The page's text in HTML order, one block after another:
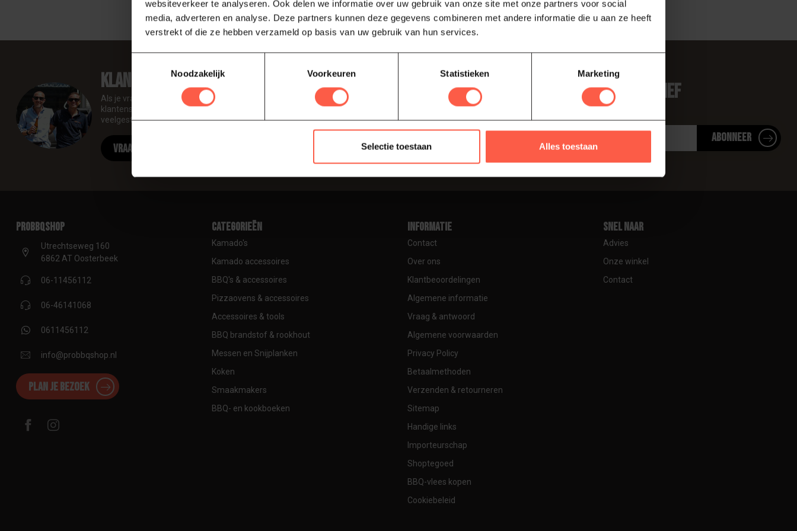
websiteverkeer te analyseren. Ook delen we informatie over uw gebruik van onze site met onze partners voor social
media, adverteren en analyse. Deze partners kunnen deze gegevens combineren met andere informatie die u aan ze heeft
verstrekt of die ze hebben verzameld op basis van uw gebruik van hun services.
Noodzakelijk
Voorkeuren Statistieken Marketing
Selectie toestaan Alles toestaan
Klantenservice
Als je vragen hebt over onze producten of je aankoop, bezoek dan zeker onze
klantenservicepagina. Hier vindt u onze bedrijfsgegevens, antwoorden op
veelgestelde vragen en verschillende manieren om met ons in contact te komen.
Vraag onze experts
Abonneer je op onze nieuwsbrief
Blijf op de hoogte over onze laatste acties
Abonneer
proBBQshop
Utrechtseweg 160
6862 AT Oosterbeek
06-11456112
06-46141068
0611456112
info@probbqshop.nl
Plan je bezoek
Categorieën
Kamado's
Kamado accessoires
BBQ's & accessoires
Pizzaovens & accessoires
Accessoires & tools
BBQ brandstof & rookhout
Messen en Snijplanken
Koken
Smaakmakers
BBQ- en kookboeken
Informatie
Contact
Over ons
Klantbeoordelingen
Algemene informatie
Vraag & antwoord
Algemene voorwaarden
Privacy Policy
Betaalmethoden
Verzenden & retourneren
Sitemap
Handige links
Importeurschap
Shoptegoed
BBQ-vlees kopen
Cookiebeleid
Snel naar
Advies
Onze winkel
Contact